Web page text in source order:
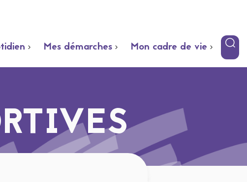
Mes démarches Mon cadre de vie